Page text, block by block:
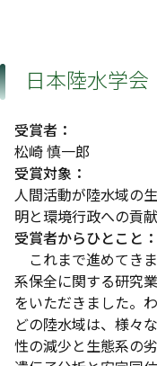
日本陸水学
受賞者：
松崎 慎一郎
受賞対象：
人間活動が陸水域の
明と環境行政への貢献
受賞者からひとこと：
これまで進めてき
系保全に関する研究
をいただきました。
どの陸水域は、様々
性の減少と生態系の